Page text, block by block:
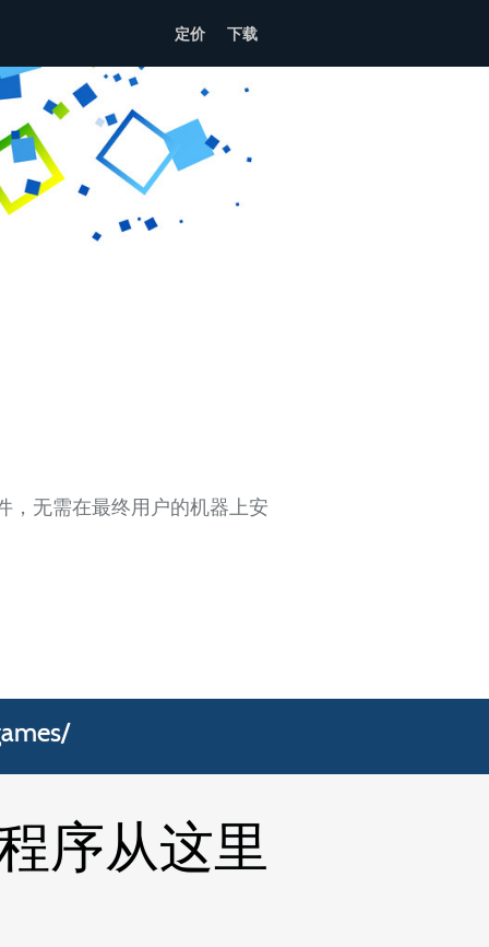
定价 下载
，无需在最终用户的机器上安
序从这里